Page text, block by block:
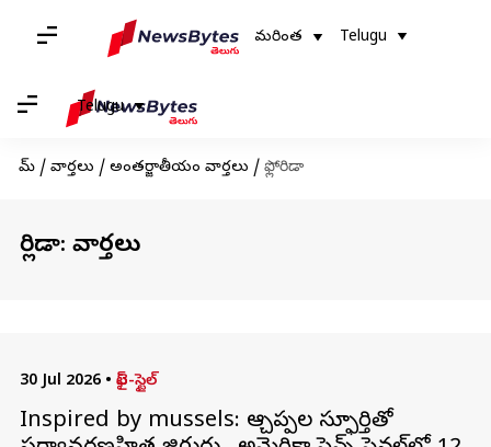
మరింత Telugu
Telugu
హోమ్ / వార్తలు / అంతర్జాతీయం వార్తలు / ఫ్లోరిడా
ఫ్లోరిడా: వార్తలు
30 Jul 2026 • లైఫ్-స్టైల్
Inspired by mussels: ఆల్చిప్పల స్ఫూర్తితో